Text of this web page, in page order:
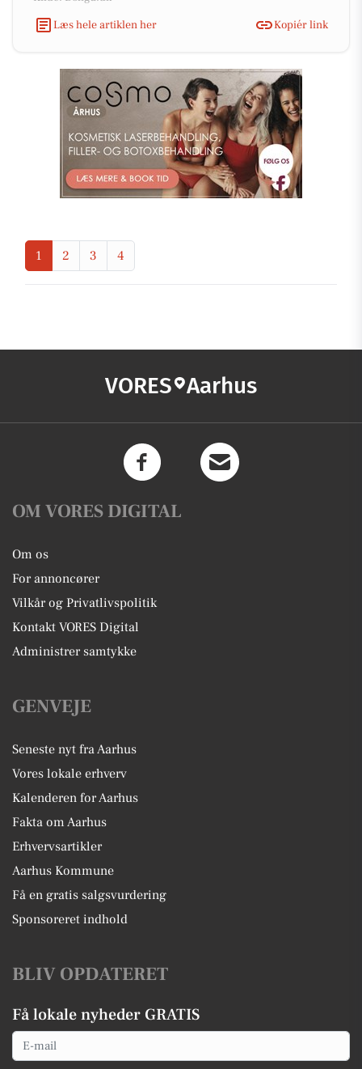
Læs hele artiklen her
Kopiér link
1 2 3 4
VORES Aarhus
OM VORES DIGITAL
Om os
For annoncører
Vilkår og Privatlivspolitik
Kontakt VORES Digital
Administrer samtykke
GENVEJE
Seneste nyt fra Aarhus
Vores lokale erhverv
Kalenderen for Aarhus
Fakta om Aarhus
Erhvervsartikler
Aarhus Kommune
Få en gratis salgsvurdering
Sponsoreret indhold
BLIV OPDATERET
Få lokale nyheder GRATIS
Email